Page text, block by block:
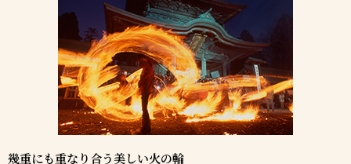
幾重にも重なり合う美しい火の輪